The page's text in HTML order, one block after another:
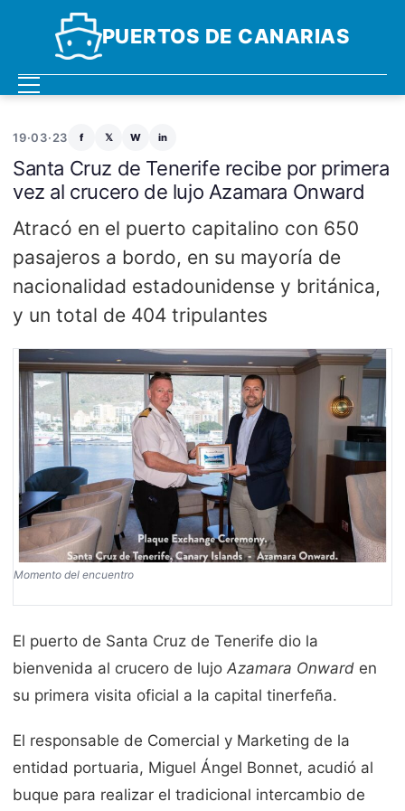
PUERTOS DE CANARIAS
19·03·23 f 𝕏 W in
Santa Cruz de Tenerife recibe por primera
vez al crucero de lujo Azamara Onward
Atracó en el puerto capitalino con 650
pasajeros a bordo, en su mayoría de
nacionalidad estadounidense y británica,
y un total de 404 tripulantes
Momento del encuentro
El puerto de Santa Cruz de Tenerife dio la
bienvenida al crucero de lujo Azamara Onward en
su primera visita oficial a la capital tinerfeña.
El responsable de Comercial y Marketing de la
entidad portuaria, Miguel Ángel Bonnet, acudió al
buque para realizar el tradicional intercambio de